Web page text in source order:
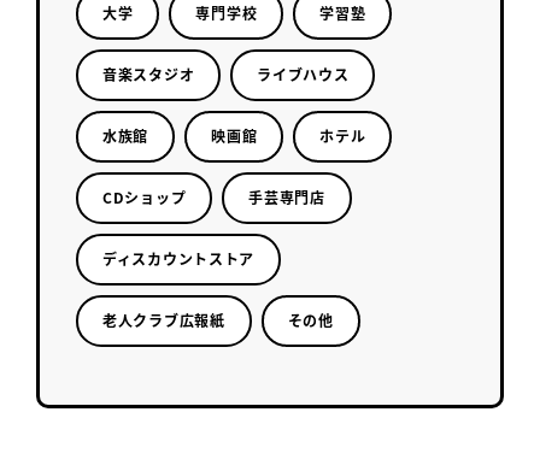
大学 専門学校 学習塾
音楽スタジオ ライブハウス
水族館 映画館 ホテル
CDショップ 手芸専門店
ディスカウントストア
老人クラブ広報紙 その他